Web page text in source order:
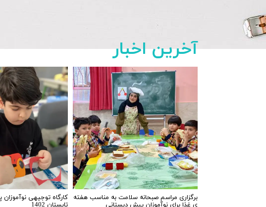
برگزاری مراسم صبحانه سلامت به مناسب هفته
ی غذا برای نوآموزان پیش دبستانی
کارگاه توجیهی
تابستان 1402
آخرین اخبار​​​​​​​​​​​​​​